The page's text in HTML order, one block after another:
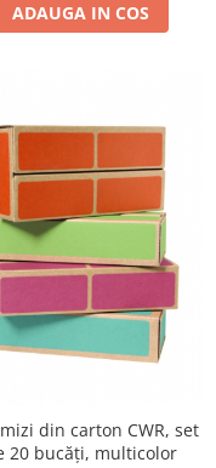
ADAUGA IN COS
din carton CWR, set
20 bucăți, multicolor